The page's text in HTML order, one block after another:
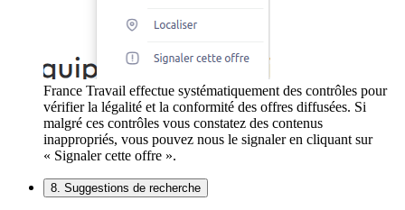
France Travail effectue systématiquement des contrôles pour
vérifier la légalité et la conformité des offres diffusées. Si
malgré ces contrôles vous constatez des contenus
inappropriés, vous pouvez nous le signaler en cliquant sur
« Signaler cette offre ».
8. Suggestions de recherche